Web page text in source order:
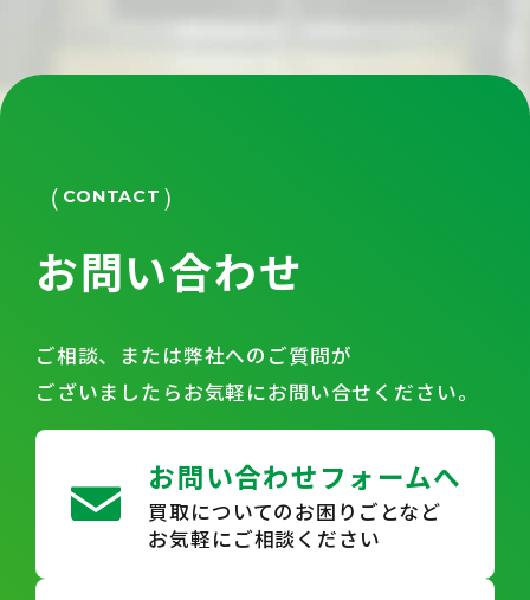
CONTACT
お問い合わせ
ご相談、または弊社へのご質問が
ございましたらお気軽にお問い合せください。
お問い合わせフォームへ
買取についてのお困りごとなど
お気軽にご相談ください